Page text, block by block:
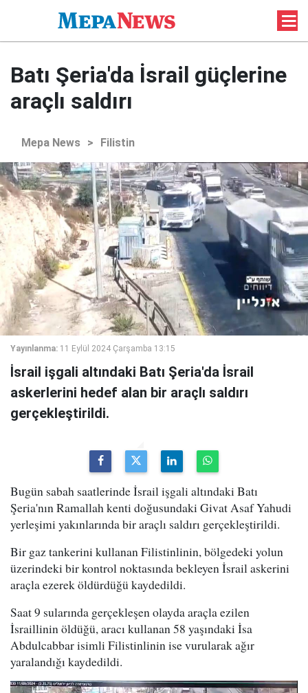
Batı Şeria'da İsrail güçlerine
araçlı saldırı
Mepa News > Filistin
Yayınlanma: 11 Eylül 2024 Çarşamba 13:15
İsrail işgali altındaki Batı Şeria'da İsrail
askerlerini hedef alan bir araçlı saldırı
gerçekleştirildi.
Bugün sabah saatlerinde İsrail işgali altındaki Batı
Şeria'nın Ramallah kenti doğusundaki Givat Asaf Yahudi
yerleşimi yakınlarında bir araçlı saldırı gerçekleştirildi.
Bir gaz tankerini kullanan Filistinlinin, bölgedeki yolun
üzerindeki bir kontrol noktasında bekleyen İsrail askerini
araçla ezerek öldürdüğü kaydedildi.
Saat 9 sularında gerçekleşen olayda araçla ezilen
İsraillinin öldüğü, aracı kullanan 58 yaşındaki İsa
Abdulcabbar isimli Filistinlinin ise vurularak ağır
yaralandığı kaydedildi.